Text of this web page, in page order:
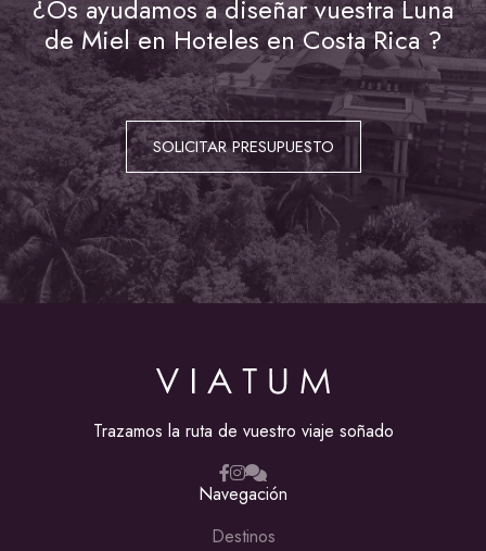
¿Os ayudamos a diseñar vuestra Luna
de Miel en Hoteles en Costa Rica ?
SOLICITAR PRESUPUESTO
Trazamos la ruta de vuestro viaje soñado
Navegación
Destinos